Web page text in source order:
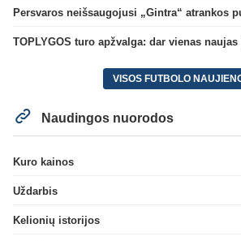
TOPLYGOS turo apžvalga: dar vienas
VISOS FUTBOLO
Naudingos nuorodos
Kuro kainos
Uždarbis
Kelionių istorijos